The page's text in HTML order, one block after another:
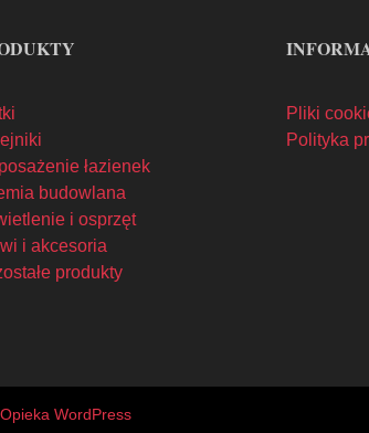
łazienek
budowlana
i osprzęt
i akcesoria
produkty
Pliki
Polityka
Opieka WordPress